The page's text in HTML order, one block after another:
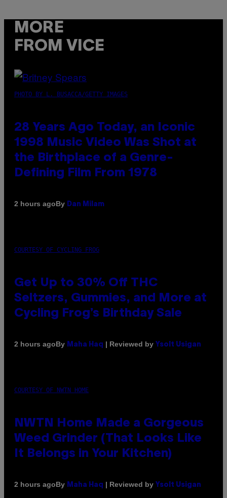
MORE
FROM VICE
PHOTO BY L. BUSACCA/GETTY IMAGES
28 Years Ago Today, an Iconic
1998 Music Video Was Shot at
the Birthplace of a Genre-
Defining Film From 1978
2 hours agoBy Dan Milam
COURTESY OF CYCLING FROG
Get Up to 30% Off THC
Seltzers, Gummies, and More at
Cycling Frog’s Birthday Sale
2 hours agoBy Maha Haq | Reviewed by Ysolt Usigan
COURTESY OF NWTN HOME
NWTN Home Made a Gorgeous
Weed Grinder (That Looks Like
It Belongs in Your Kitchen)
2 hours agoBy Maha Haq | Reviewed by Ysolt Usigan